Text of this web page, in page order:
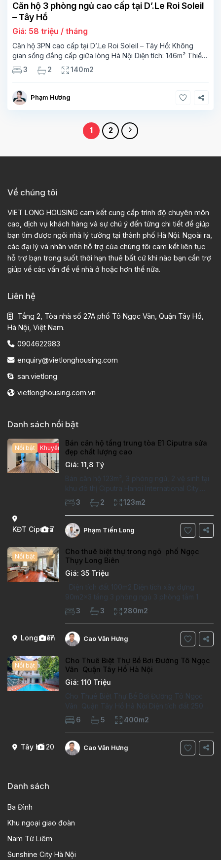
Căn hộ 3 phòng ngủ cao cấp tại D’.Le Roi Soleil
– Tây Hồ
Giá: 58 triệu / tháng
Căn hộ 3PN cao cấp tại D’.Le Roi Soleil – Tây Hồ: Không
gian sống đẳng cấp giữa lòng Hà Nội Diện tích: 146m² Thiết
kế: 3 phòng ngủ ngập tràn ánh sáng tự nhiên, 2 phòng tắm
hiện đại Phòng khách rộng
3 2 140m2
Phạm Hương
1 2
Về chúng tôi
VIET LONG HOUSING cam kết cung cấp trình độ chuyên môn
cao, dịch vụ khách hàng và sự chú ý đến từng chi tiết để giúp
bạn tìm được ngôi nhà lý tưởng tại thành phố Hà Nội. Ngoài ra,
các đại lý và nhân viên hỗ trợ của chúng tôi cam kết liên tục
hỗ trợ bạn trong suốt thời hạn thuê bất cứ khi nào bạn cần trợ
giúp về các vấn đề về nhà ở hoặc hơn thế nữa.
Liên hệ
Tầng 2, Tòa nhà số 27A phố Tô Ngọc Vân, Quận Tây Hồ,
Hà Nội, Việt Nam.
0904622983
enquiry@vietlonghousing.com
san.vietlong
vietlonghousing.com.vn
Danh sách nổi bật
KĐT Ciputra
7
Nổi bật Khuyến mại hấp dẫn
Bán căn hộ tầng trung tòa E1 Ciputra sửa
đẹp chất lượng cao
Giá: 11,8 Tỷ
Bán căn hộ 123m², 3 phòng ngủ, 2 vệ sinh tại
khu đô thị Ciputra Hanoi International City.
Căn hộ đã sửa mới kỹ, chất lượng cao, sàn
gỗ, bếp hiện đại, không gian thoáng sáng.
Thông tin căn hộ: Diện tích:
3 2 123m2
Phạm Tiến Long
Long Biên
17
Nổi bật
Cho thuê biệt thự trong ngõ phố Ngọc
Thụy Long Biên
Giá: 35 Triệu
Diện tích đất 100m2 Diện tích xây dựng
90m2x3 tầng 3 phòng ngủ 3 phòng tắm 1
phòng làm việc Vị trí ý tưởng 10 phút đi bộ tới
trường việt pháp Ngôi nhà được thiết kế theo
kiểu phát cổ,trong khu dân
3 3 280m2
Cao Văn Hưng
Tây Hồ20
Nổi bật
Cho Thuê Biệt Thự Bể Bơi Đường Tô Ngọc
Vân Quận Tây Hồ Hà Nội
Giá: 110 Triệu
Cho Thuê Biệt Thự Bể Bơi Đường Tô Ngọc
Vân Quận Tây Hồ Hà Nội Diện tích đất 250m2
Diện tích xây dựng 100m2 Xây 4 tầng, 6
phòng ngủ 5 phòng tắm Tầng 1, , phòng
khách , phòng bếp-1wc Tầng 2, 2 phòng
6 5 400m2
Cao Văn Hưng
Danh sách
Ba Đình
Khu ngoại giao đoàn
Nam Từ Liêm
Sunshine City Hà Nội